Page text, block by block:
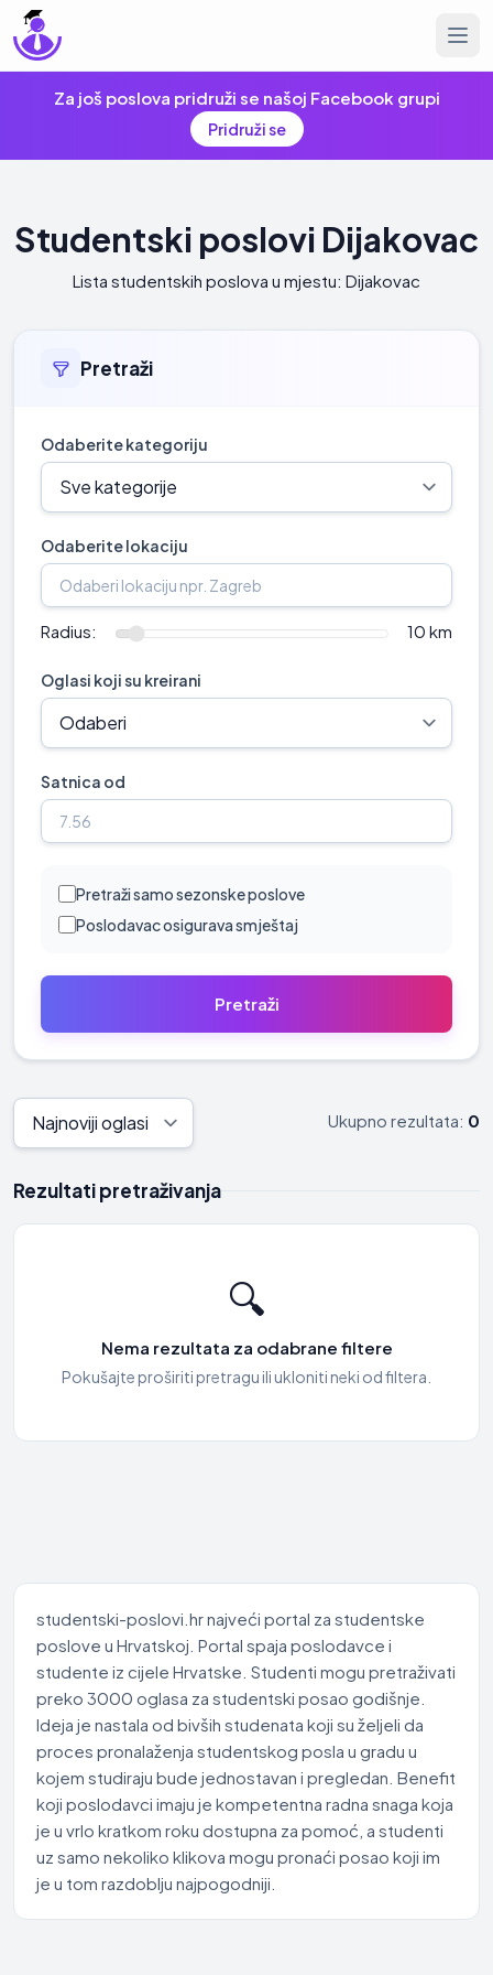
Za još poslova pridruži se našoj Facebook grupi
Pridruži se
Studentski poslovi Dijakovac
Lista studentskih poslova u mjestu: Dijakovac
Pretraži
Odaberite kategoriju
Odaberite lokaciju
Radius: 10 km
Oglasi koji su kreirani
Satnica od
Pretraži samo sezonske poslove
Poslodavac osigurava smještaj
Ukupno rezultata: 0
Rezultati pretraživanja
🔍
Nema rezultata za odabrane filtere
Pokušajte proširiti pretragu ili ukloniti neki od filtera.
studentski-poslovi.hr najveći portal za studentske
poslove u Hrvatskoj. Portal spaja poslodavce i
studente iz cijele Hrvatske. Studenti mogu pretraživati
preko 3000 oglasa za studentski posao godišnje.
Ideja je nastala od bivših studenata koji su željeli da
proces pronalaženja studentskog posla u gradu u
kojem studiraju bude jednostavan i pregledan. Benefit
koji poslodavci imaju je kompetentna radna snaga koja
je u vrlo kratkom roku dostupna za pomoć, a studenti
uz samo nekoliko klikova mogu pronaći posao koji im
je u tom razdoblju najpogodniji.